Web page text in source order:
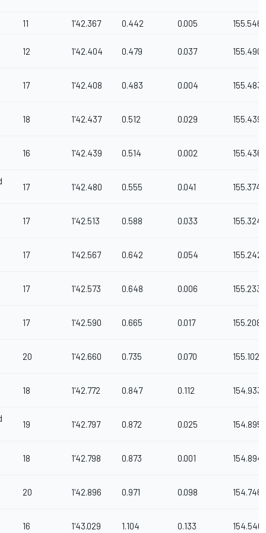
11 1'42.367 0.442 0.005 155.546
12 1'42.404 0.479 0.037 155.490
17 1'42.408 0.483 0.004 155.483
18 1'42.437 0.512 0.029 155.439
16 1'42.439 0.514 0.002 155.436
17 1'42.480 0.555 0.041 155.374
17 1'42.513 0.588 0.033 155.324
17 1'42.567 0.642 0.054 155.242
17 1'42.573 0.648 0.006 155.233
17 1'42.590 0.665 0.017 155.208
20 1'42.660 0.735 0.070 155.102
18 1'42.772 0.847 0.112 154.933
19 1'42.797 0.872 0.025 154.895
18 1'42.798 0.873 0.001 154.894
20 1'42.896 0.971 0.098 154.746
16 1'43.029 1.104 0.133 154.546